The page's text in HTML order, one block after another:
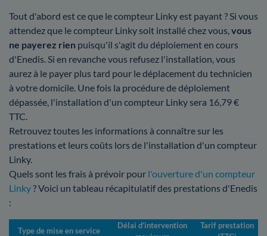
Tout d'abord est ce que le compteur Linky est payant ? Si vous
attendez que le compteur Linky soit installé chez vous,vous
ne payerez rien puisqu'il s'agit du déploiement en cours
d'Enedis. Si en revanche vous refusez l'installation, vous
aurez à le payer plus tard pour le déplacement du technicien
à votre domicile. Une fois la procédure de déploiement
dépassée, l'installation d'un compteur Linky sera 16,79 €
TTC.
Retrouvez toutes les informations à connaître sur les
prestations et leurs coûts lors de l'installation d'un compteur
Linky.
Quels sont les frais à prévoir pour l'ouverture d'un compteur
Linky? Voici un tableau récapitulatif des prestations d'Enedis
:
Type de mise en service
Délai d’intervention
Tarif prestation